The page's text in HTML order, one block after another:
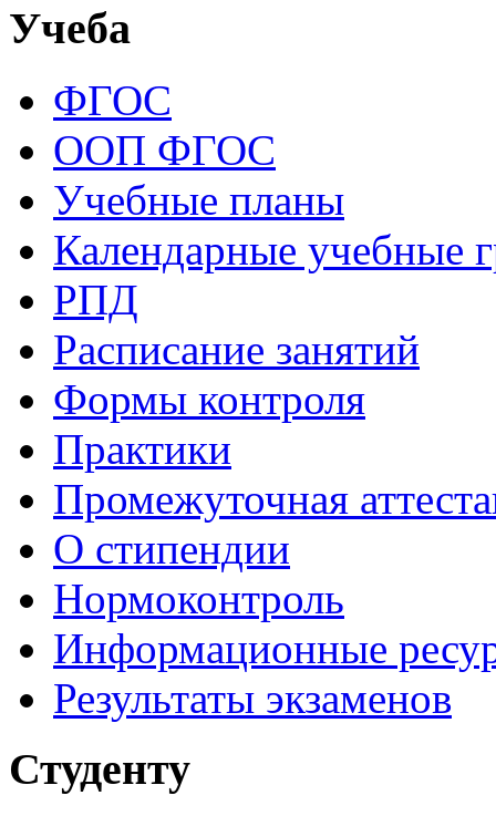
Учеба
ФГОС
ООП ФГОС
Учебные планы
Календарные учебные
РПД
Расписание занятий
Формы контроля
Практики
Промежуточная
О стипендии
Нормоконтроль
Информационные
Результаты экзаменов
Студенту